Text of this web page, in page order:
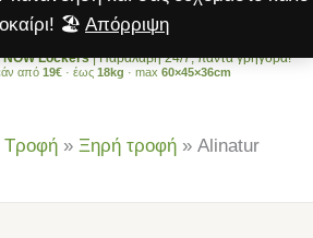
🏖️ Απόρριψη
NOW Lockers| Παραλαβή 24/7, πάντα γρήγορα!
από 19€ · έως 18kg · max 60×45×36cm
Τροφή » Ξηρή τροφή » Alinatur